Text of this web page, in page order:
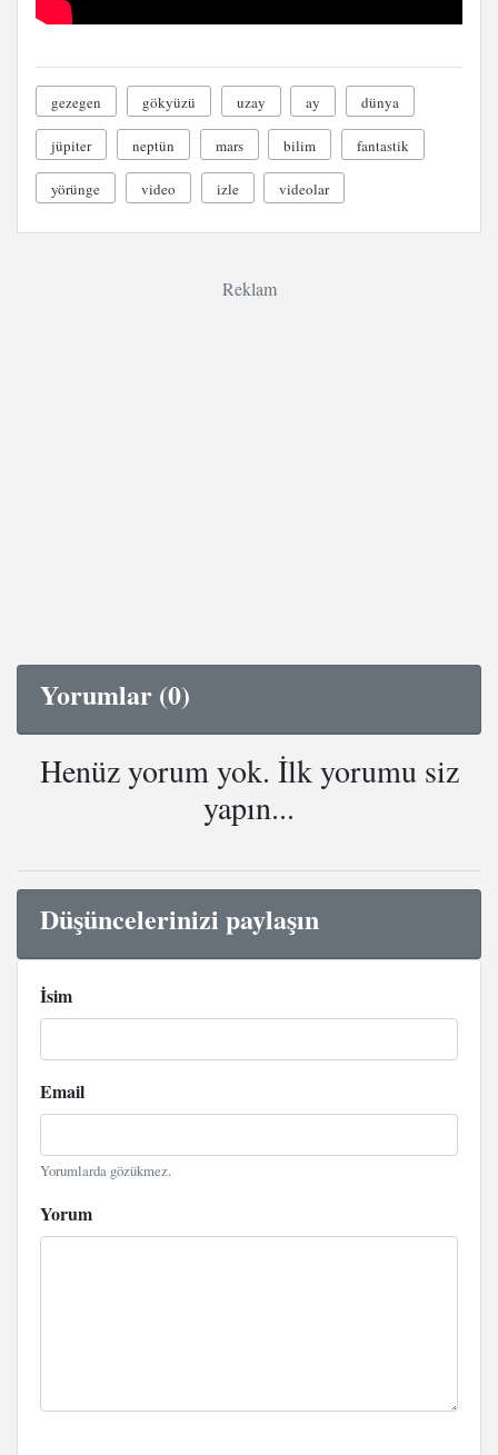
gezegen gökyüzü uzay ay dünya
jüpiter neptün mars bilim fantastik
yörünge video izle videolar
Reklam
Yorumlar (0)
Henüz yorum yok. İlk yorumu siz
yapın...
Düşüncelerinizi paylaşın
İsim
Email
Yorumlarda gözükmez.
Yorum